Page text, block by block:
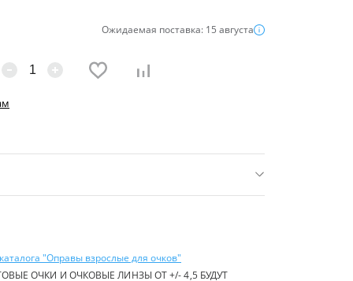
Ожидаемая поставка: 15 августа
"Оправы взрослые для очков"
ОЧКИ И ОЧКОВЫЕ ЛИНЗЫ ОТ +/- 4,5 БУДУТ